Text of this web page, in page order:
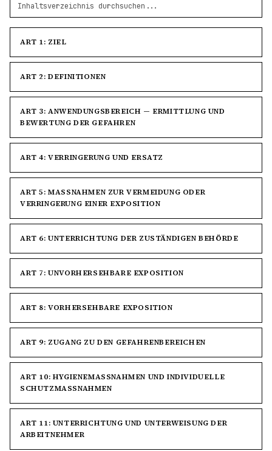
ART 1: ZIEL
ART 2: DEFINITIONEN
ART 3: ANWENDUNGSBEREICH — ERMITTLUNG UND
BEWERTUNG DER GEFAHREN
ART 4: VERRINGERUNG UND ERSATZ
ART 5: MASSNAHMEN ZUR VERMEIDUNG ODER V
ERRINGERUNG EINER EXPOSITION
ART 6: UNTERRICHTUNG DER ZUSTÄNDIGEN BEHÖRDE
ART 7: UNVORHERSEHBARE EXPOSITION
ART 8: VORHERSEHBARE EXPOSITION
ART 9: ZUGANG ZU DEN GEFAHRENBEREICHEN
ART 10: HYGIENEMASSNAHMEN UND INDIVIDUELLE S
CHUTZMASSNAHMEN
ART 11: UNTERRICHTUNG UND UNTERWEISUNG DER
ARBEITNEHMER